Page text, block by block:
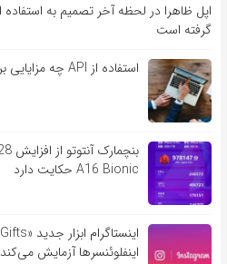
گرفته است
استفاده از API چه مزایایی برای شرکت‌های فین‌تک دارد؟
A16 Bionic حکایت دارد
اینفلوئنسرها آزمایش می‌کند